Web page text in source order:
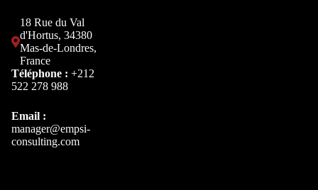
18 Rue du Val
d'Hortus, 34380
Mas-de-Londres,
France
Téléphone : +212
522 278 988
Email :
manager@empsi-
consulting.com